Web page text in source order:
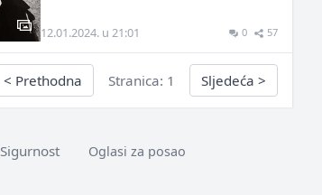
12.01.2024. u 21:01 0 57
< Prethodna Stranica: 1 Sljedeća >
Sigurnost Oglasi za posao